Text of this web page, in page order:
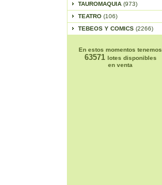
TAUROMAQUIA (973)
TEATRO (106)
TEBEOS Y COMICS (2266)
En estos momentos tenemos
63571 lotes disponibles
en venta